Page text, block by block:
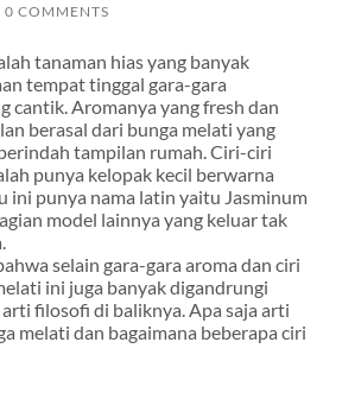
0 COMMENTS
tanaman hias yang banyak
tempat tinggal gara-gara
cantik. Aromanya yang fresh dan
berasal dari bunga melati yang
tampilan rumah. Ciri-ciri
punya kelopak kecil berwarna
ini punya nama latin yaitu Jasminum
model lainnya yang keluar tak
selain gara-gara aroma dan ciri
ini juga banyak digandrungi
filosofi di baliknya. Apa saja arti
melati dan bagaimana beberapa ciri